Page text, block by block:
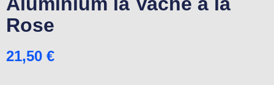
Rose
21,50 €